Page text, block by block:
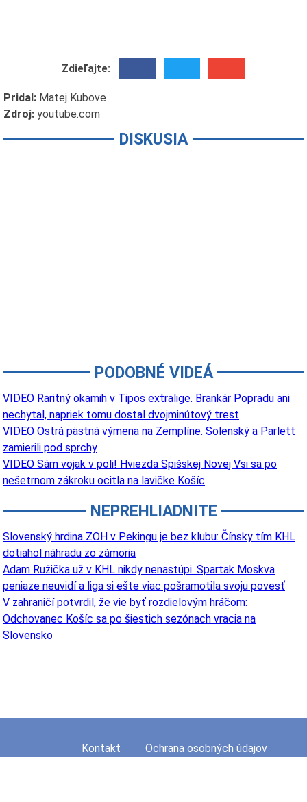
Zdieľajte:
Pridal: Matej Kubove
Zdroj: youtube.com
DISKUSIA
PODOBNÉ VIDEÁ
VIDEO Raritný okamih v Tipos extralige. Brankár Popradu ani
nechytal, napriek tomu dostal dvojminútový trest
VIDEO Ostrá pästná výmena na Zemplíne. Solenský a Parlett
zamierili pod sprchy
VIDEO Sám vojak v poli! Hviezda Spišskej Novej Vsi sa po
nešetrnom zákroku ocitla na lavičke Košíc
NEPREHLIADNITE
Slovenský hrdina ZOH v Pekingu je bez klubu: Čínsky tím KHL
dotiahol náhradu zo zámoria
Adam Ružička už v KHL nikdy nenastúpi. Spartak Moskva
peniaze neuvidí a liga si ešte viac pošramotila svoju povesť
V zahraničí potvrdil, že vie byť rozdielovým hráčom:
Odchovanec Košíc sa po šiestich sezónach vracia na
Slovensko
Kontakt Ochrana osobných údajov